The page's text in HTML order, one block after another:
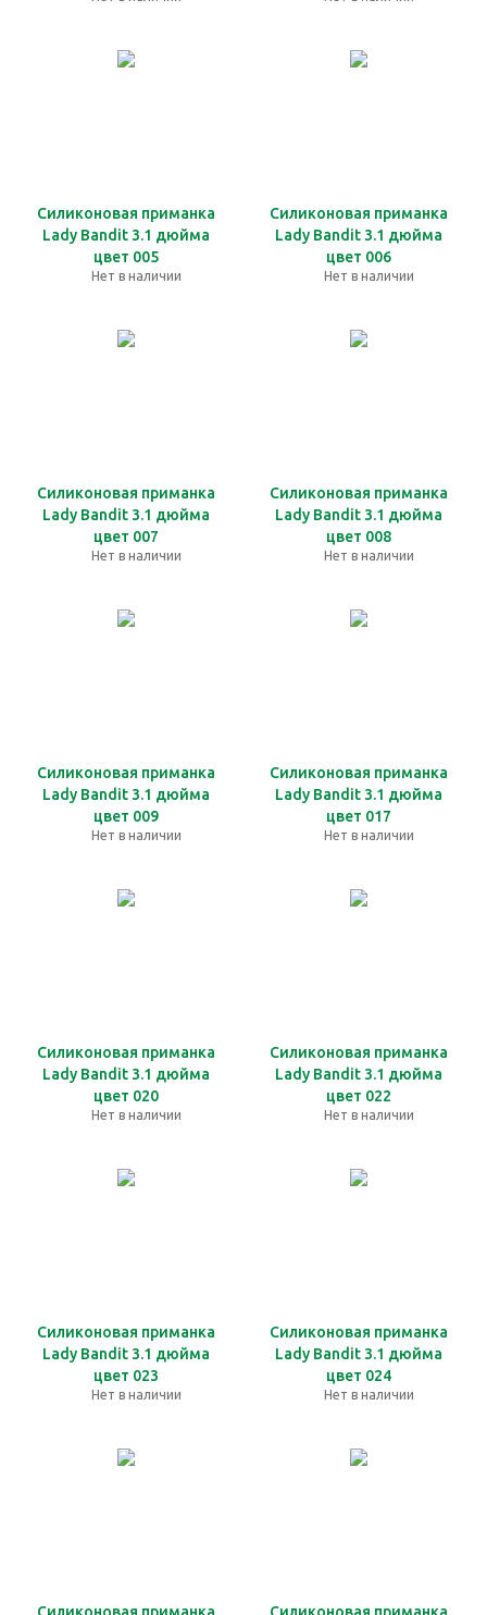
Силиконовая приманка
Lady Bandit 3.1 дюйма
цвет 005
Нет в наличии
Силиконовая приманка
Lady Bandit 3.1 дюйма
цвет 006
Нет в наличии
Силиконовая приманка
Lady Bandit 3.1 дюйма
цвет 007
Нет в наличии
Силиконовая приманка
Lady Bandit 3.1 дюйма
цвет 008
Нет в наличии
Силиконовая приманка
Lady Bandit 3.1 дюйма
цвет 009
Нет в наличии
Силиконовая приманка
Lady Bandit 3.1 дюйма
цвет 017
Нет в наличии
Силиконовая приманка
Lady Bandit 3.1 дюйма
цвет 020
Нет в наличии
Силиконовая приманка
Lady Bandit 3.1 дюйма
цвет 022
Нет в наличии
Силиконовая приманка
Lady Bandit 3.1 дюйма
цвет 023
Нет в наличии
Силиконовая приманка
Lady Bandit 3.1 дюйма
цвет 024
Нет в наличии